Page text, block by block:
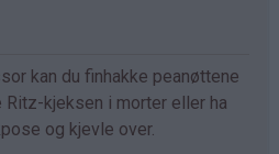
kan du finhakke peanøttene
Ritz-kjeksen i morter eller ha
og kjevle over.